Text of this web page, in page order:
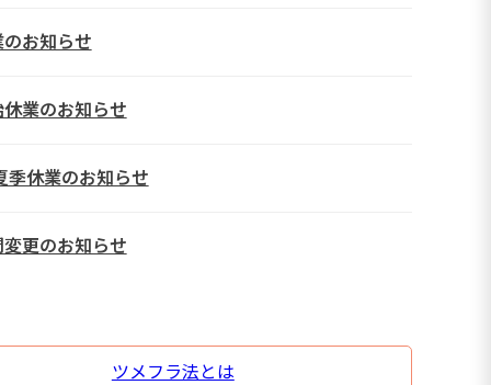
お知らせ
業のお知らせ
季休業のお知らせ
更のお知らせ
ツメフラ法とは